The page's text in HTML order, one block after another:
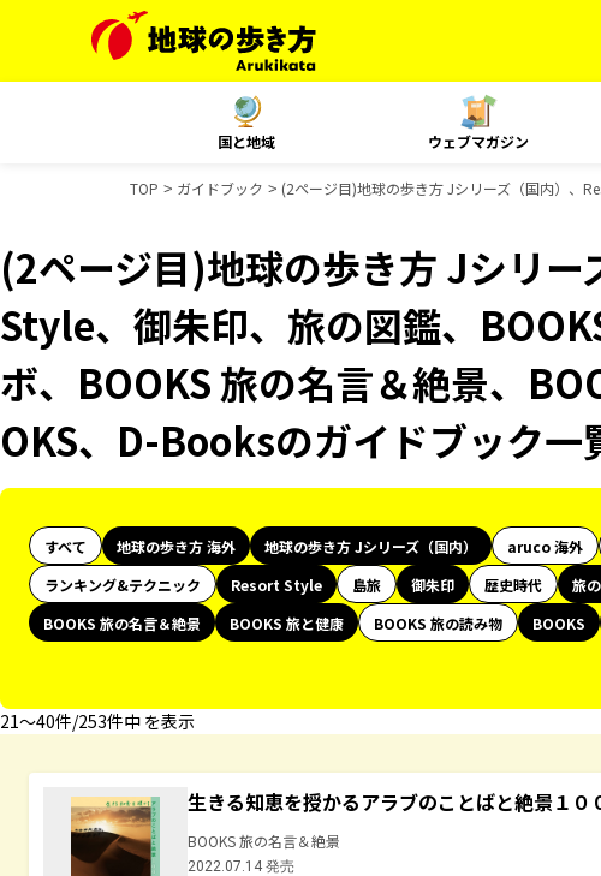
国と地域 ウェブマガジン
TOP ガイドブック (2ページ目)地球の歩き方 Jシリーズ（国内）、
(2ページ目)地球の歩き方 Jシリ
Style、御朱印、旅の図鑑、
ボ、BOOKS 旅の名言＆絶景、
OKS、D-Booksのガイドブック一
すべて 地球の歩き方 海外 地球の歩き方 Jシリーズ（国内） aruco 海外
ランキング&テクニック
Resort Style 島旅 御朱印 歴史時代 旅
BOOKS 旅の名言＆絶景
BOOKS 旅と健康 BOOKS 旅の読み物 BOOKS
21〜40件/253件中 を表示
生きる知恵を授かるアラブのことばと絶景１０
BOOKS 旅の名言＆絶景
2022.07.14 発売